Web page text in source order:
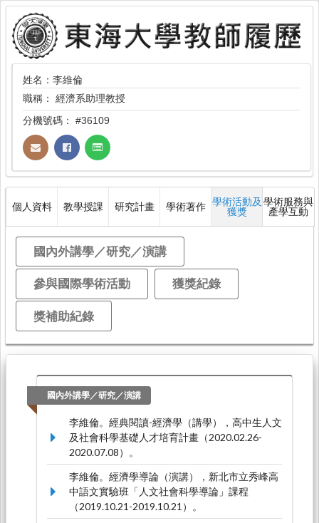
姓名：李維倫
職稱： 經濟系助理教授
分機號碼： #36109
個人資料 教學授課 研究計畫 學術著作 學術活動及
獲獎
學術服務與
產學互動
國內外講學／研究／演講
參與國際學術活動 獲獎紀錄
獎補助紀錄
國內外講學／研究／演講
李維倫。經典閱讀-經濟學（講學），高中生人文
及社會科學基礎人才培育計畫（2020.02.26-
2020.07.08）。
李維倫。經濟學導論（演講），新北市立秀峰高
中語文實驗班「人文社會科學導論」課程
（2019.10.21-2019.10.21）。